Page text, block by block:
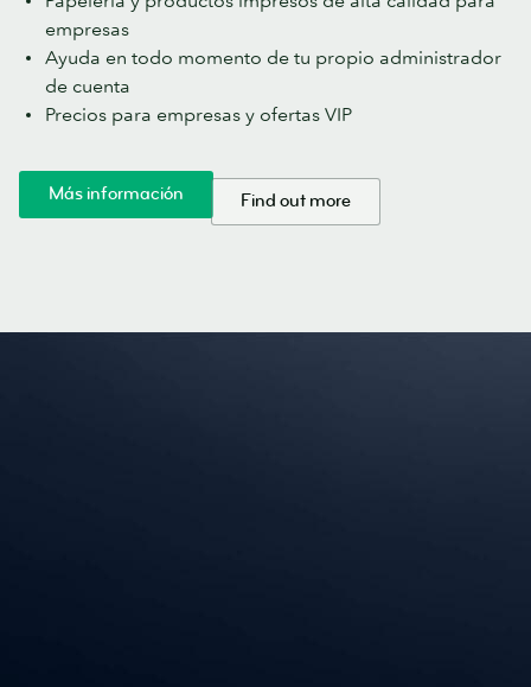
empresas
Ayuda en todo momento de tu propio administrador
de cuenta
Precios para empresas y ofertas VIP
Más información Find out more